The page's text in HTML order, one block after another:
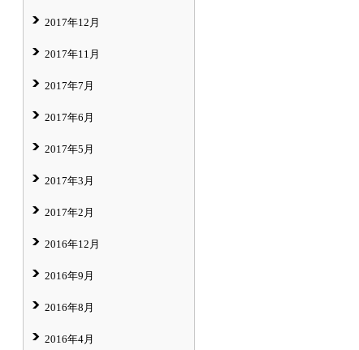
2017年12月
2017年11月
2017年7月
2017年6月
2017年5月
2017年3月
2017年2月
2016年12月
2016年9月
2016年8月
2016年4月